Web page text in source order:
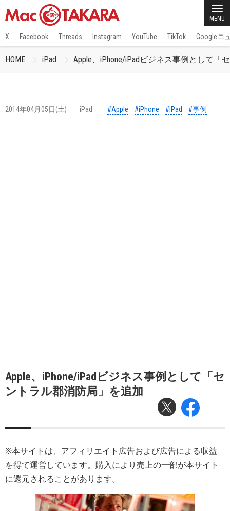
MENU
X Facebook Threads Instagram YouTube TikTok Googleニ
HOME iPad Apple、iPhone/iPadビジネス事例として「
2014年04月05日(土) iPad #Apple #iPhone #iPad #事例
Apple、iPhone/iPadビジネス事例として「セ
ントラル郡消防局」を追加
※本サイトは、アフィリエイト広告および広告による収益
を得て運営しています。購入により売上の一部が本サイト
に還元されることがあります。